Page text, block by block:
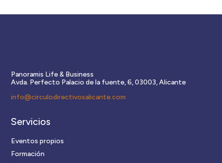
Panoramis Life & Business
Avda. Perfecto Palacio de la fuente, 6, 03003, Alicante
info@circulodirectivosalicante.com
Servicios
Eventos propios
Formación